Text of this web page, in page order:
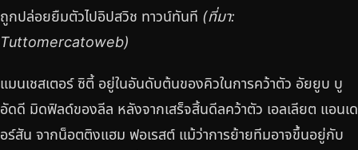
ถูกปล่อยยืมตัวไปอิปสวิช ทาวน์ทันที (ที่มา:
Tuttomercatoweb)
แมนเชสเตอร์ ซิตี้ อยู่ในอันดับต้นของคิวในการคว้าตัว อัยยูบ บู
อัดดี มิดฟิลด์ของลีล หลังจากเสร็จสิ้นดีลคว้าตัว เอลเลียต แอนเด
อร์สัน จากน็อตติงแฮม ฟอเรสต์ แม้ว่าการย้ายทีมอาจขึ้นอยู่กับ